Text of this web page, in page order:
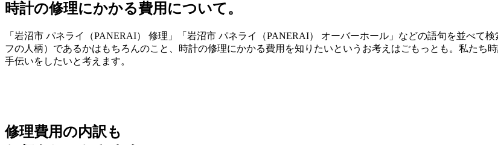
時計の修理にかかる費用について。
「岩沼市 パネライ（PANERAI） 修理」「岩沼市 パネライ（PANERAI） オーバーホール」などの語句を並べて
フの人柄）であるかはもちろんのこと、時計の修理にかかる費用を知りたいというお考えはごもっとも。私たち
手伝いをしたいと考えます。
修理費用の内訳も